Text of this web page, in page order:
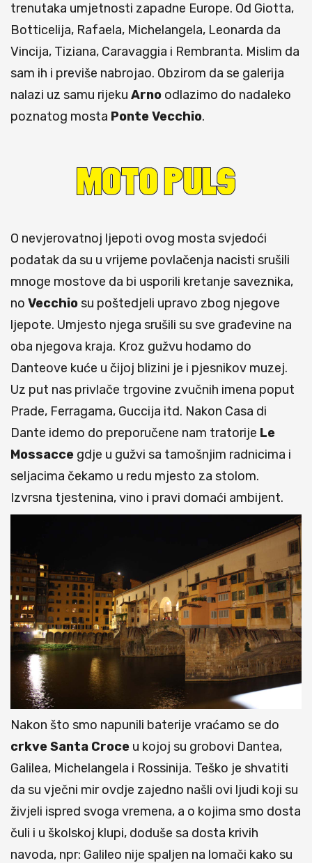
trenutaka umjetnosti zapadne Europe. Od Giotta,
Botticelija, Rafaela, Michelangela, Leonarda da
Vincija, Tiziana, Caravaggia i Rembranta. Mislim da
sam ih i previše nabrojao. Obzirom da se galerija
nalazi uz samu rijeku Arno odlazimo do nadaleko
poznatog mosta PonteVecchio.
O nevjerovatnoj ljepoti ovog mosta svjedoći
podatak da su u vrijeme povlačenja nacisti srušili
mnoge mostove da bi usporili kretanje saveznika,
no Vecchiosu poštedjeli upravo zbog njegove
ljepote. Umjesto njega srušili su sve građevine na
oba njegova kraja. Kroz gužvu hodamo do
Danteove kuće u čijoj blizini je i pjesnikov muzej.
Uz put nas privlače trgovine zvučnih imena poput
Prade, Ferragama, Guccija itd. Nakon Casa di
Dante idemo do preporučene nam tratorije Le
Mossacce gdje u gužvi sa tamošnjim radnicima i
seljacima čekamo u redu mjesto za stolom.
Izvrsna tjestenina, vino i pravi domaći ambijent.
Nakon što smo napunili baterije vraćamo se do
crkve Santa Croce u kojoj su grobovi Dantea,
Galilea, Michelangela i Rossinija. Teško je shvatiti
da su vječni mir ovdje zajedno našli ovi ljudi koji su
živjeli ispred svoga vremena, a o kojima smo dosta
čuli i u školskoj klupi, doduše sa dosta krivih
navoda, npr: Galileo nije spaljen na lomači kako su